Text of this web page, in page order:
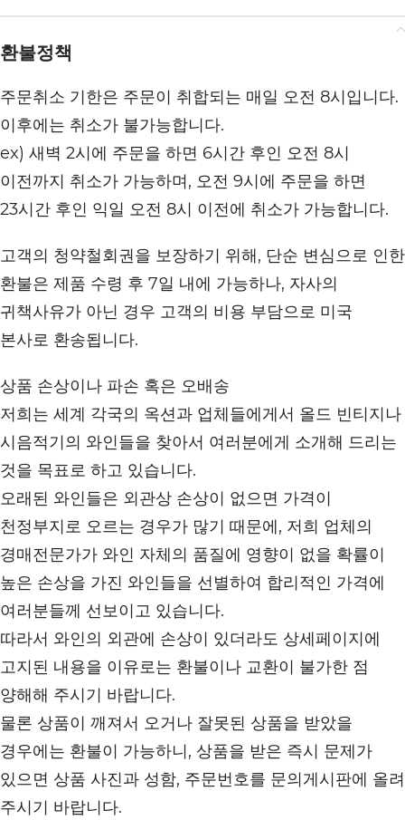
환불정책
주문취소 기한은 주문이 취합되는 매일 오전 8시입니다.
이후에는 취소가 불가능합니다.
ex) 새벽 2시에 주문을 하면 6시간 후인 오전 8시
이전까지 취소가 가능하며, 오전 9시에 주문을 하면
23시간 후인 익일 오전 8시 이전에 취소가 가능합니다.
고객의 청약철회권을 보장하기 위해, 단순 변심으로 인한
환불은 제품 수령 후 7일 내에 가능하나, 자사의
귀책사유가 아닌 경우 고객의 비용 부담으로 미국
본사로 환송됩니다.
상품 손상이나 파손 혹은 오배송
저희는 세계 각국의 옥션과 업체들에게서 올드 빈티지나
시음적기의 와인들을 찾아서 여러분에게 소개해 드리는
것을 목표로 하고 있습니다.
오래된 와인들은 외관상 손상이 없으면 가격이
천정부지로 오르는 경우가 많기 때문에, 저희 업체의
경매전문가가 와인 자체의 품질에 영향이 없을 확률이
높은 손상을 가진 와인들을 선별하여 합리적인 가격에
여러분들께 선보이고 있습니다.
따라서 와인의 외관에 손상이 있더라도 상세페이지에
고지된 내용을 이유로는 환불이나 교환이 불가한 점
양해해 주시기 바랍니다.
물론 상품이 깨져서 오거나 잘못된 상품을 받았을
경우에는 환불이 가능하니, 상품을 받은 즉시 문제가
있으면 상품 사진과 성함, 주문번호를 문의게시판에 올려
주시기 바랍니다.